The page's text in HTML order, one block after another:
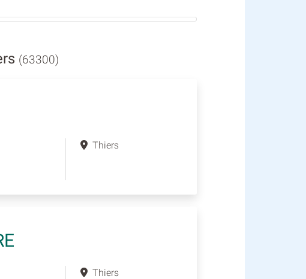
(63300)
Thiers
Thiers